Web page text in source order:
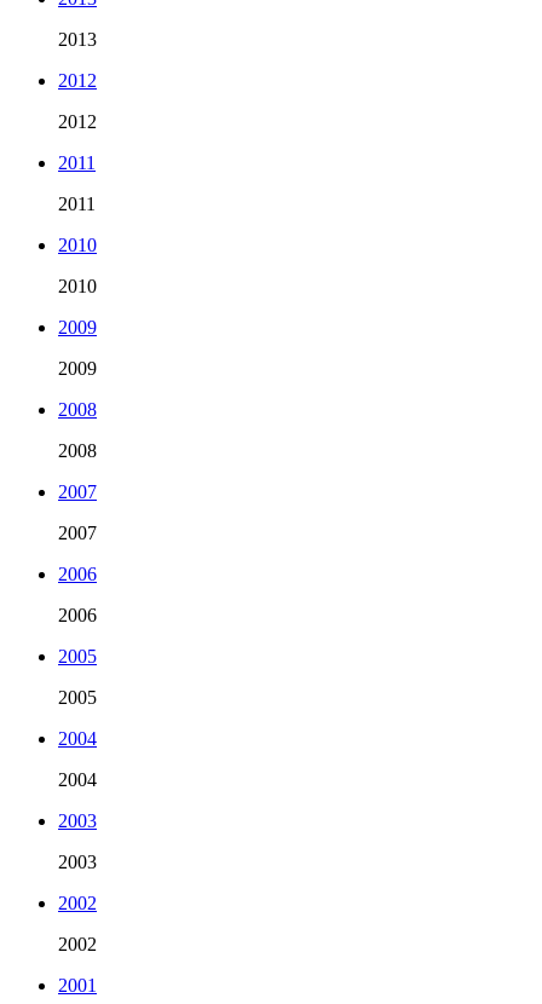
2013
2012
2012
2011
2011
2010
2010
2009
2009
2008
2008
2007
2007
2006
2006
2005
2005
2004
2004
2003
2003
2002
2002
2001